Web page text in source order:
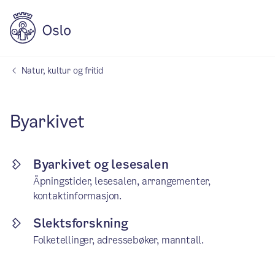
Natur, kultur og fritid
Byarkivet
Byarkivet og lesesalen
Åpningstider, lesesalen, arrangementer,
kontaktinformasjon.
Slektsforskning
Folketellinger, adressebøker, manntall.